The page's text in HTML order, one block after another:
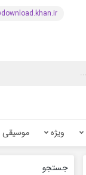
ویژه موسیقی
جستجو